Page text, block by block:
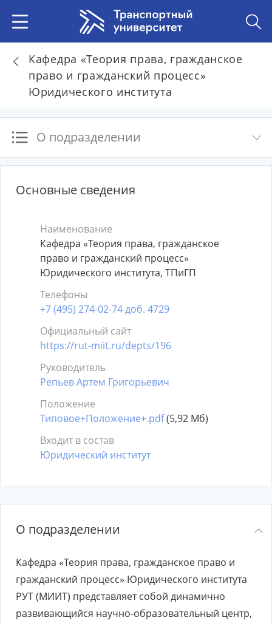
Кафедра «Теория права, гражданское
право и гражданский процесс»
Юридического института
О подразделении
Основные сведения
Наименование
Кафедра «Теория права, гражданское
право и гражданский процесс»
Юридического института, ТПиГП
Телефоны
+7 (495) 274-02-74 доб. 4729
Официальный сайт
https://rut-miit.ru/depts/196
Руководитель
Репьев Артем Григорьевич
Положение
Типовое+Положение+.pdf(5,92 Мб)
Входит в состав
Юридический институт
О подразделении
Кафедра «Теория права, гражданское право и
гражданский процесс» Юридического института
РУТ (МИИТ) представляет собой динамично
развивающийся научно-образовательный центр,